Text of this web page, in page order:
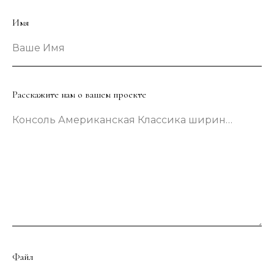
Имя
Ваше Имя
Расскажите нам о вашем проекте
Консоль Американская Классика шириной 133 сантиметра в зеленом цвете
Файл